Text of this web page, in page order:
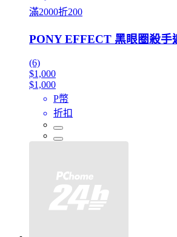
滿2000折200
PONY EFFECT 黑眼圈殺手
(6)
$1,000
$1,000
P幣
折扣